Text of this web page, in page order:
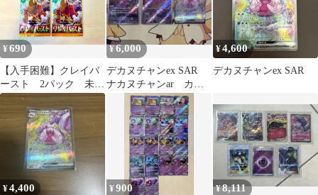
¥690
【入手困難】クレイバ
ースト 2パック 未開
封パック 未サーチ
バイオレットex & スカ
ーレットex ナンジャ
モ イーユイ デカヌ
チャンex ディンルーex
SAR スーパーエネルギ
ー回収 基本草エネルギ
ー UR 収録 ポケカ
¥6,000
デカヌチャンex SAR
ナカヌチャンar カヌ
チャンar
¥4,600
デカヌチャンex SAR
¥4,400 ¥900 ¥8,111